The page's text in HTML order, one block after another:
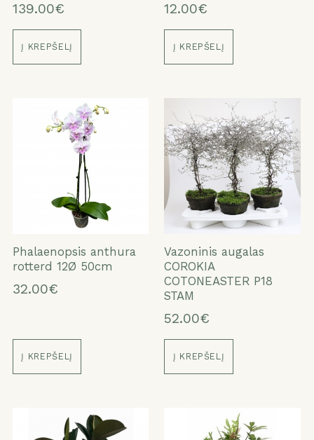
139.00€
Į KREPŠELĮ
12.00€
Į KREPŠELĮ
Phalaenopsis anthura
rotterd 12Ø 50cm
32.00€
Į KREPŠELĮ
Vazoninis augalas
COROKIA
COTONEASTER P18
STAM
52.00€
Į KREPŠELĮ